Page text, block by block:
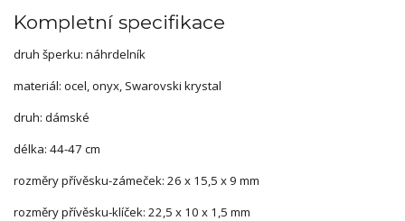
Kompletní specifikace
druh šperku: náhrdelník
materiál: ocel, onyx, Swarovski krystal
druh: dámské
délka: 44-47 cm
rozměry přívěsku-zámeček: 26 x 15,5 x 9 mm
rozměry přívěsku-klíček: 22,5 x 10 x 1,5 mm